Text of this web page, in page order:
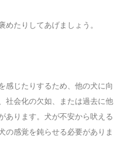
めたりしてあげましょう。
感じたりするため、他の犬に向
社会化の欠如、または過去に他
あります。犬が不安から吠える
の感覚を鈍らせる必要がありま